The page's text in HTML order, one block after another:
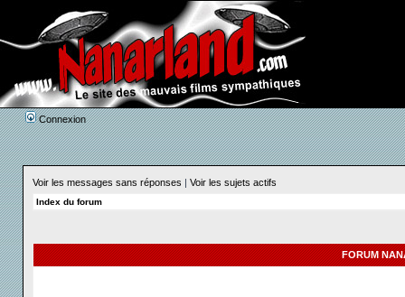
Connexion
Voir les messages sans réponses | Voir les sujets actifs
Index du forum
FORUM